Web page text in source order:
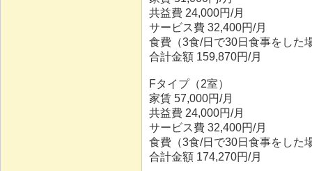
共益費 24,000円/月
サービス費 32,400円/月
食費（3食/日で30日食事をした
合計金額 159,870円/月
Fタイプ（2室）
家賃 57,000円/月
共益費 24,000円/月
サービス費 32,400円/月
食費（3食/日で30日食事をした
合計金額 174,270円/月